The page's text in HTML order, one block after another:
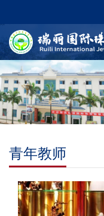
青年教师